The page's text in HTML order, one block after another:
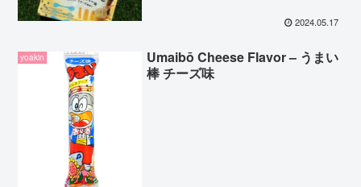
2024.05.17
yoakin
Umaibō Cheese Flavor – うまい
棒 チーズ味